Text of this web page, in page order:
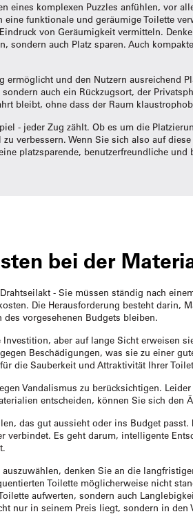
eines komplexen Puzzles anfühlen, vor
funktionale und geräumige Toilette
von Geräumigkeit vermitteln.
sondern auch Platz sparen. Auch
und den Nutzern ausreichend
auch ein Rückzugsort, der
bleibt, ohne dass der Raum
- jeder Zug zählt. Ob es um die
verbessern. Wenn Sie sich also auf
platzsparende, benutzerfreundliche und
bei der
- Sie müssen ständig nach
Die Herausforderung besteht darin,
vorgesehenen Budgets bleiben.
aber auf lange Sicht erweisen
Beschädigungen, was sie zu einer
die Sauberkeit und Attraktivität Ihrer
Vandalismus zu berücksichtigen.
entscheiden, können Sie sich den
das gut aussieht oder ins Budget
Es geht darum, intelligente
denken Sie an die
Toilette möglicherweise nicht
aufwerten, sondern auch
nur in seinem Preis liegt, sondern in